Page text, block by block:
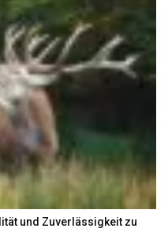
und Zuverlässigkeit zu